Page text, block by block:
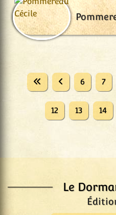
Le
6 7
12 13 14